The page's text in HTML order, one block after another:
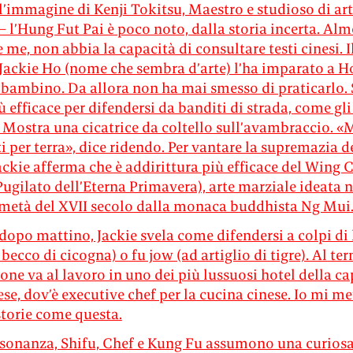
di Kenji Tokitsu, Maestro e studioso di
l’Hung Fut Pai è poco noto, dalla storia incerta.
me, non abbia la capacità di consultare testi cinesi.
Ho (nome che sembra d’arte) l’ha imparato a
Da allora non ha mai smesso di praticarlo.
efficace per difendersi da banditi di strada, come gli
una cicatrice da coltello sull’avambraccio.
terra», dice ridendo. Per vantare la supremazia
afferma che è addirittura più efficace del Wing
dell’Eterna Primavera), arte marziale ideata
del XVII secolo dalla monaca buddhista Ng Mui.
mattino, Jackie svela come difendersi a colpi di
di cicogna) o fu jow (ad artiglio di tigre). Al
va al lavoro in uno dei più lussuosi hotel della
dov’è executive chef per la cucina cinese. Io mi
come questa.
Shifu, Chef e Kung Fu assumono una